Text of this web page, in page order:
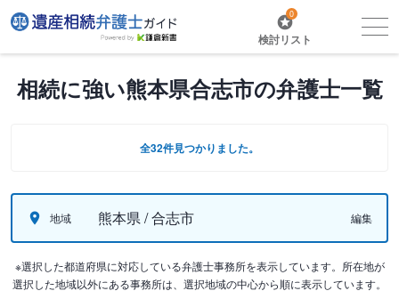
0
検討リスト
相続に強い熊本県合志市の弁護士一覧
全32件見つかりました。
地域 熊本県 / 合志市 編集
※選択した都道府県に対応している弁護士事務所を表示しています。所在地が
選択した地域以外にある事務所は、選択地域の中心から順に表示しています。